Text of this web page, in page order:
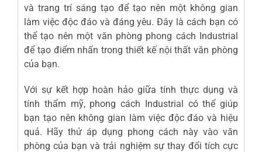
và trang trí sáng tạo để tạo nên một không gian
làm việc độc đáo và đáng yêu. Đây là cách bạn có
thể tạo nên một văn phòng phong cách Industrial
để tạo điểm nhấn trong thiết kế nội thất văn phòng
của bạn.
Với sự kết hợp hoàn hảo giữa tính thực dụng và
tính thẩm mỹ, phong cách Industrial có thể giúp
bạn tạo nên không gian làm việc độc đáo và hiệu
quả. Hãy thử áp dụng phong cách này vào văn
phòng của bạn và trải nghiệm sự thay đổi tích cực